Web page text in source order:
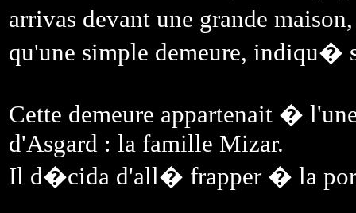
arrivas devant une grande
qu'une simple demeure, indiqu�
Cette demeure appartenait �
d'Asgard : la famille Mizar.
Il d�cida d'all� frapper � la